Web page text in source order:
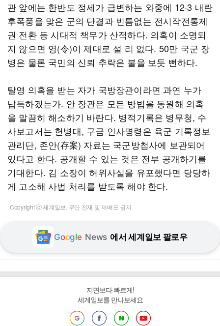
관 앞에는 한반도 정세가 급변하는 와중에 12·3 내란
후폭풍을 맞은 군의 단결과 빈틈없는 전시작전통제
권 전환 등 시대적 책무가 산적하다. 의혹이 소명되
지 않으면 영(令)이 제대로 설 리 없다. 50만 국군 장
병은 물론 국민의 신뢰 추락은 불을 보듯 뻔하다.
탈영 의혹을 받는 자가 국방장관이라면 과연 누가
납득하겠는가. 안 장관은 모든 방법을 동원해 의혹
을 말끔히 해소하기 바란다. 병적기록은 병무청, 수
사보고서는 헌병대, 구금 인사명령은 육군 기록정보
관리단, 존안(存案) 자료는 국군방첩사에 보관되어
있다고 한다. 공개할 수 있는 것은 전부 공개하기를
기대한다. 김 소장이 허위사실을 유포했다면 당당하
게 고소해 사법 처리를 받도록 해야 한다.
Copyright ⓒ 세계일보. 무단 전재 및 재배포 금지
Google News 에서 세계일보 팔로우
지면보다 빠르게!
세계일보를 만나보세요